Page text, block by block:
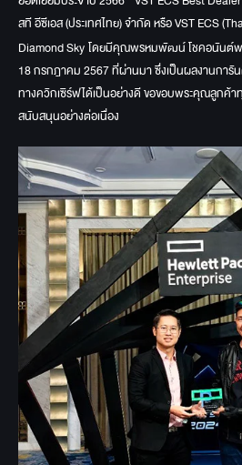
สที อีซีเอส (ประเทศไทย) จำกัด หรือ VST ECS
Diamond Sky โดยมีคุณพรหมพัฒน์ โชคอนันต์พ
18 กรกฎาคม 2567 ที่ผ่านมา ซึ่งเป็นผลงานการั
ทางควิกเซิร์ฟได้เป็นอย่างดี ขอขอบพระคุณลูกค้า
สนับสนุนอย่างต่อเนื่อง